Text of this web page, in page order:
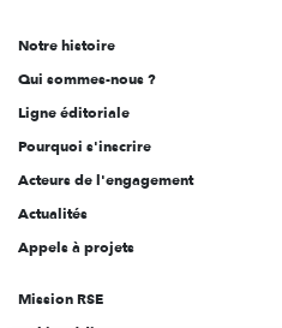
l'engagement
Notre histoire
Qui sommes-nous ?
Ligne éditoriale
Pourquoi s'inscrire
Acteurs de l'engagement
Actualités
Appels à projets
Mission RSE